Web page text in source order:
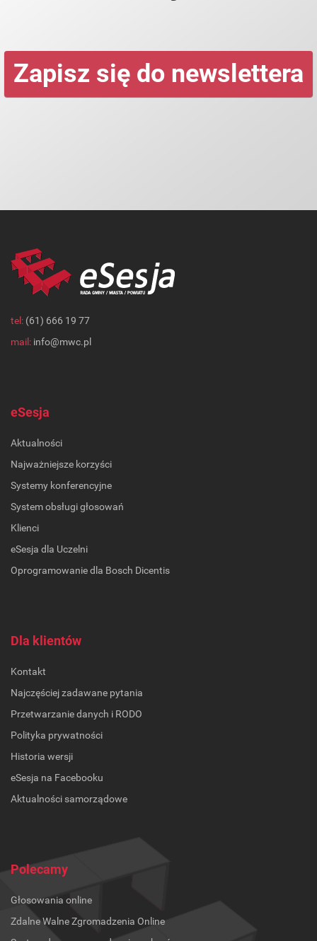
Zapisz się do newslettera
tel: (61) 666 19 77
mail: info@mwc.pl
eSesja
Aktualności
Najważniejsze korzyści
Systemy konferencyjne
System obsługi głosowań
Klienci
eSesja dla Uczelni
Oprogramowanie dla Bosch Dicentis
Dla klientów
Kontakt
Najczęściej zadawane pytania
Przetwarzanie danych i RODO
Polityka prywatności
Historia wersji
eSesja na Facebooku
Aktualności samorządowe
Polecamy
Głosowania online
Zdalne Walne Zgromadzenia Online